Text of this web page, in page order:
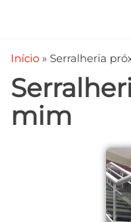
Estruturas
e
Serralheria
coberturas
mezanino
metálico,
telhado
Início » Serralheria
mim